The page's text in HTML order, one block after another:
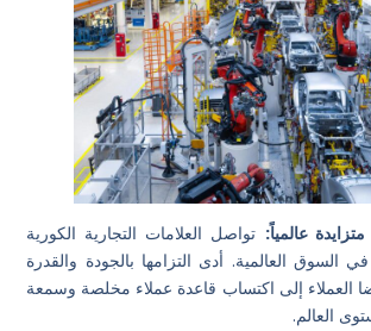
عالمياً: تواصل العلامات التجارية الكورية
السوق العالمية. أدى التزامها بالجودة والقدرة
العملاء إلى اكتساب قاعدة عملاء مخلصة وسمعة
العالم.